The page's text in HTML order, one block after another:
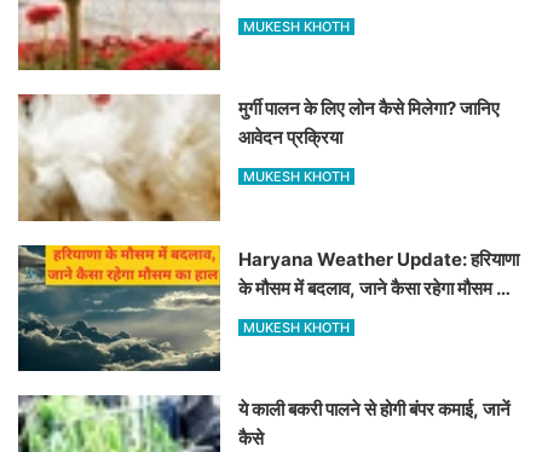
MUKESH KHOTH
मुर्गी पालन के लिए लोन कैसे मिलेगा? जानिए
आवेदन प्रक्रिया
MUKESH KHOTH
Haryana Weather Update: हरियाणा
के मौसम में बदलाव, जाने कैसा रहेगा मौसम का
हाल
MUKESH KHOTH
ये काली बकरी पालने से होगी बंपर कमाई, जानें
कैसे